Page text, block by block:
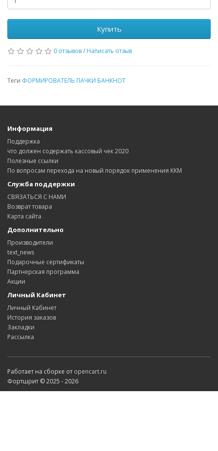
Купить
0 отзывов/ Написать отзыв
Теги ФОРМИРОВАТЕЛЬ ПАЧКИ БАНКНОТ
Информация
Поддержка
что должен содержать кассовый чек 2020
Полезные ссылки
По вопросам перехода на новый порядок применения ККМ
Служба поддержки
СВЯЗАТЬСЯ С НАМИ
Возврат товара
Карта сайта
Дополнительно
Производители
text_news
Подарочные сертификаты
Партнерская программа
Акции
Личный Кабинет
Личный Кабинет
История заказов
Закладки
Рассылка
Работает на сборке от opencart.ru
Фортшрит © 2025 - 2026